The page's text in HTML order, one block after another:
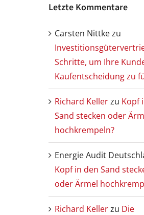
Letzte Kommentare
Carsten Nittkezu
Schritte, um Ihre
Kaufentscheidung zu
Richard Kellerzu Kopf
Sand stecken oder
hochkrempeln?
Energie Audit
Kopf in den Sand
oder Ärmel
Richard Kellerzu Die